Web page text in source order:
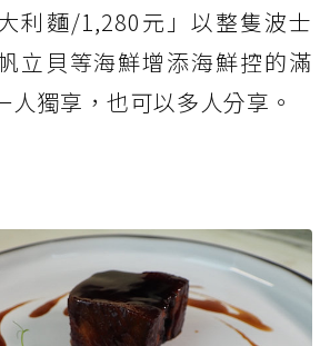
利麵/1,280元」以整隻波士
立貝等海鮮增添海鮮控的滿
人獨享，也可以多人分享。